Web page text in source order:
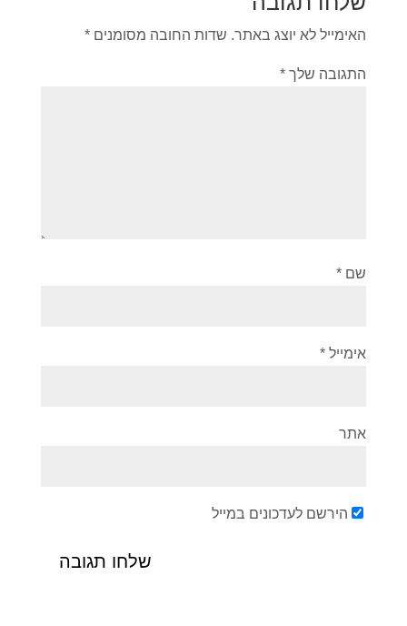
האימייל לא יוצג באתר. שדות החובה מסומנים *
התגובה שלך *
שם *
אימייל *
אתר
הירשם לעדכונים במייל